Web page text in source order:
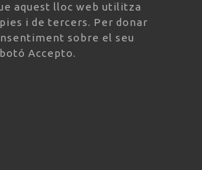
aquest lloc web utilitza
i de tercers. Per donar
sobre el seu
Accepto.